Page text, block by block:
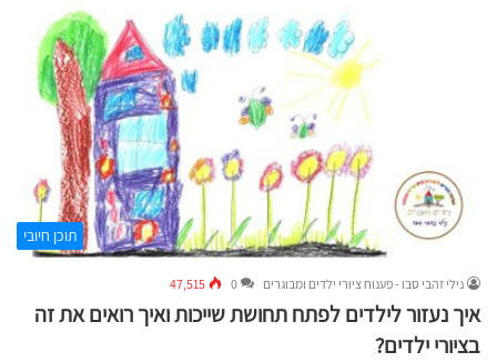
תוכן חיובי
נילי זהבי סבו - פענוח ציורי ילדים ומבוגרים 0
47,515
איך נעזור לילדים לפתח תחושת שייכות ואיך רואים את זה
בציורי ילדים?